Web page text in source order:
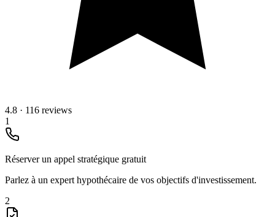
4.8 · 116 reviews
1
Réserver un appel stratégique gratuit
Parlez à un expert hypothécaire de vos objectifs d'investissement.
2